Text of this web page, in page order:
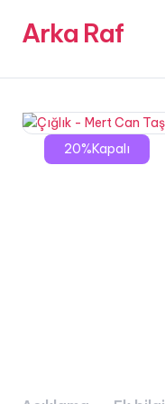
Arka Raf
20%Kapalı